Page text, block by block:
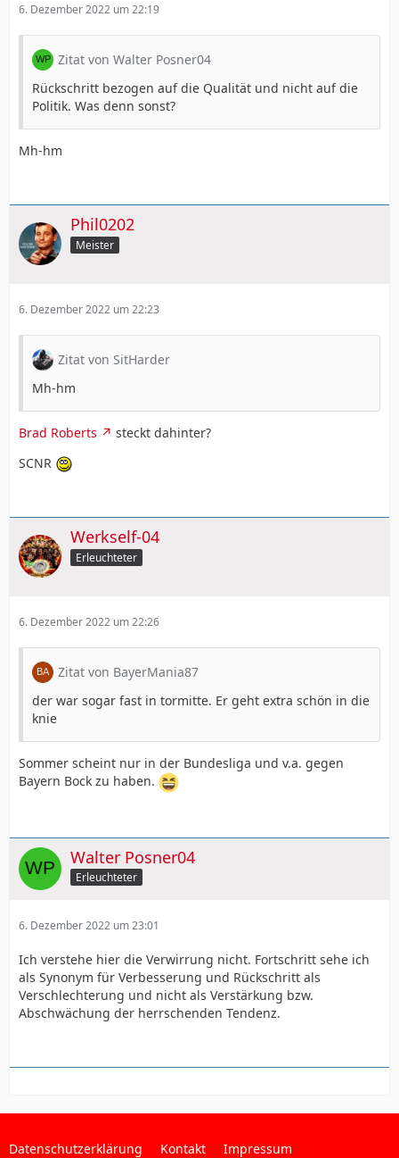
6. Dezember 2022 um 22:19
Zitat von Walter Posner04
Rückschritt bezogen auf die Qualität und nicht auf die
Politik. Was denn sonst?
Mh-hm
Phil0202
Meister
6. Dezember 2022 um 22:23
Zitat von SitHarder
Mh-hm
Brad Roberts
steckt dahinter?
SCNR
Werkself-04
Erleuchteter
6. Dezember 2022 um 22:26
Zitat von BayerMania87
der war sogar fast in tormitte. Er geht extra schön in die
knie
Sommer scheint nur in der Bundesliga und v.a. gegen
Bayern Bock zu haben.
Walter Posner04
Erleuchteter
6. Dezember 2022 um 23:01
Ich verstehe hier die Verwirrung nicht. Fortschritt sehe ich
als Synonym für Verbesserung und Rückschritt als
Verschlechterung und nicht als Verstärkung bzw.
Abschwächung der herrschenden Tendenz.
Datenschutzerklärung Kontakt Impressum